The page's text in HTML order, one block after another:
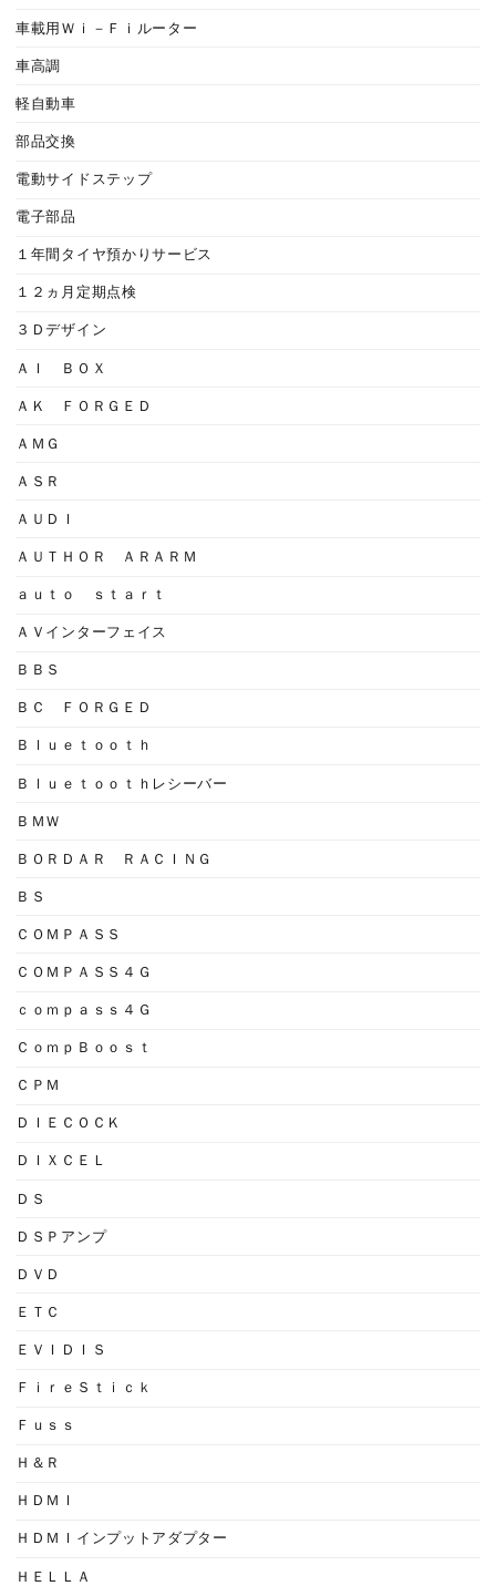
車載用Ｗｉ－Ｆｉルーター
車高調
軽自動車
部品交換
電動サイドステップ
電子部品
１年間タイヤ預かりサービス
１２ヵ月定期点検
３Ｄデザイン
ＡＩ ＢＯＸ
ＡＫ ＦＯＲＧＥＤ
ＡＭＧ
ＡＳＲ
ＡＵＤＩ
ＡＵＴＨＯＲ ＡＲＡＲＭ
ａｕｔｏ ｓｔａｒｔ
ＡＶインターフェイス
ＢＢＳ
ＢＣ ＦＯＲＧＥＤ
Ｂｌｕｅｔｏｏｔｈ
Ｂｌｕｅｔｏｏｔｈレシーバー
ＢＭＷ
ＢＯＲＤＡＲ ＲＡＣＩＮＧ
ＢＳ
ＣＯＭＰＡＳＳ
ＣＯＭＰＡＳＳ４Ｇ
ｃｏｍｐａｓｓ４Ｇ
ＣｏｍｐＢｏｏｓｔ
ＣＰＭ
ＤＩＥＣＯＣＫ
ＤＩＸＣＥＬ
ＤＳ
ＤＳＰアンプ
ＤＶＤ
ＥＴＣ
ＥＶＩＤＩＳ
ＦｉｒｅＳｔｉｃｋ
Ｆｕｓｓ
Ｈ＆Ｒ
ＨＤＭＩ
ＨＤＭＩインプットアダプター
ＨＥＬＬＡ